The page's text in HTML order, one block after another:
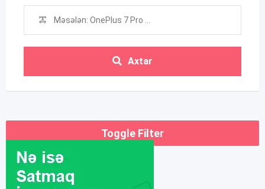
Axtar
Toggle Filter